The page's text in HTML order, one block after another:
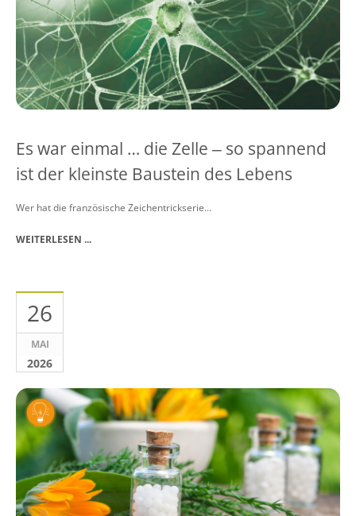
Es war einmal … die Zelle ‒ so spannend
ist der kleinste Baustein des Lebens
Wer hat die französische Zeichentrickserie...
WEITERLESEN ...
26
MAI
2026